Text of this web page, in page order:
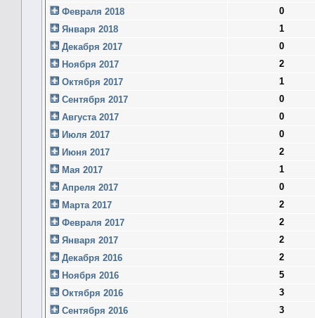
Февраля 2018
0
Января 2018
1
Декабря 2017
0
Ноября 2017
2
Октября 2017
1
Сентября 2017
0
Августа 2017
0
Июля 2017
0
Июня 2017
2
Мая 2017
1
Апреля 2017
0
Марта 2017
2
Февраля 2017
2
Января 2017
2
Декабря 2016
2
Ноября 2016
5
Октября 2016
3
Сентября 2016
3